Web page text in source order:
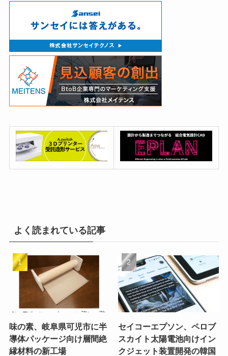
よく読まれている記事
味の素、岐阜県可児市に半
導体パッケージ向け層間絶
縁材料の新工場
セイコーエプソン、ペロブ
スカイト太陽電池向けイン
クジェット装置開発の韓国